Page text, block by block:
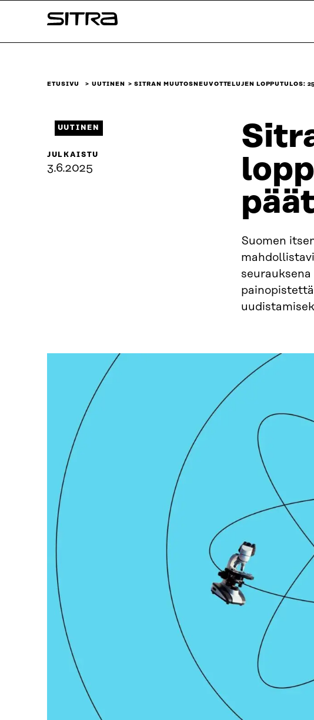
sisältöön
Sitra
ETUSIVU UUTINEN SITRAN MUUTOSNEUVOTTELUJEN LOPPUTULOS:
Suomen
UUTINEN
JULKAISTU
3.6.2025